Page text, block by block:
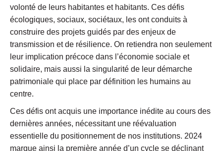
volonté de leurs habitantes et habitants. Ces défis
écologiques, sociaux, sociétaux, les ont conduits à
construire des projets guidés par des enjeux de
transmission et de résilience. On retiendra non seulement
leur implication précoce dans l’économie sociale et
solidaire, mais aussi la singularité de leur démarche
patrimoniale qui place par définition les humains au
centre.
Ces défis ont acquis une importance inédite au cours des
dernières années, nécessitant une réévaluation
essentielle du positionnement de nos institutions. 2024
marque ainsi la première année d’un cycle se déclinant